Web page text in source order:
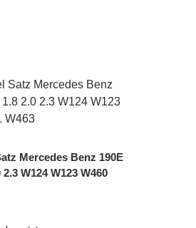
Mercedes Benz 190E
2.3 W124 W123 W460